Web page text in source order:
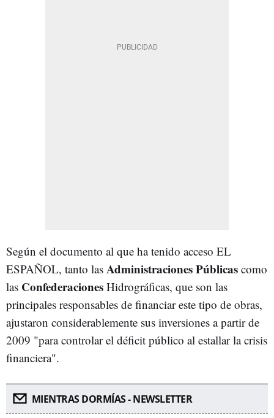
Según el documento al que ha tenido acceso EL
ESPAÑOL, tanto las Administraciones Públicas como
las Confederaciones Hidrográficas, que son las
principales responsables de financiar este tipo de obras,
ajustaron considerablemente sus inversiones a partir de
2009 "para controlar el déficit público al estallar la crisis
financiera".
MIENTRAS DORMÍAS - NEWSLETTER